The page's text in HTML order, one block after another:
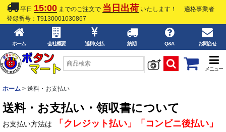
平日 15:00 までのご注文で 当日出荷 いたします！
適格事業者
登録番号：T9130001030867
ホーム 会社概要 送料/支払 納期 Q&A お問合せ
メニュー
ホーム > 送料・お支払い
送料・お支払い・領収書について
お支払い方法は 「 クレジット払い 」「 コンビニ後払い 」